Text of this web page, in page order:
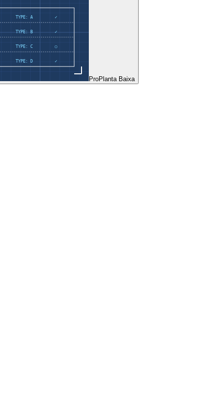
ProPlanta Baixa